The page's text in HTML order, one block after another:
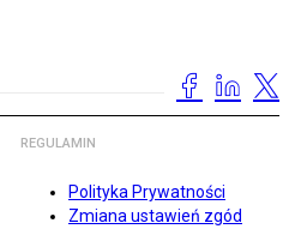
REGULAMIN
Polityka Prywatności
Zmiana ustawień zgód